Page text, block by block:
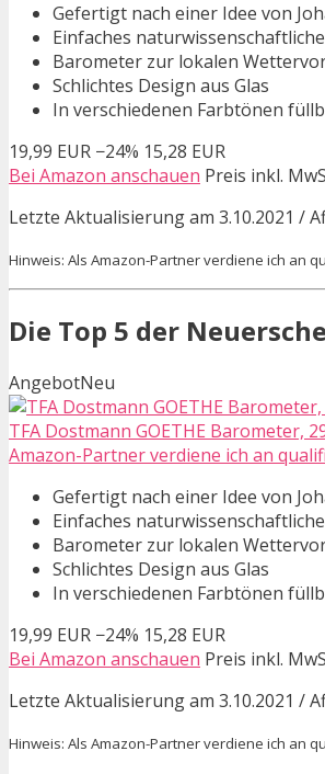
Gefertigt nach einer Idee von
Einfaches
Barometer zur lokalen
Schlichtes Design aus Glas
In verschiedenen Farbtönen
19,99 EUR −24% 15,28 EUR
Bei Amazon anschauen Preis inkl.
Letzte Aktualisierung am 3.10.2021 /
Hinweis: Als Amazon-Partner verdiene ich an
Die Top 5 der
AngebotNeu
TFA Dostmann GOETHE Barometer,
Amazon-Partner verdiene ich an
Gefertigt nach einer Idee von
Einfaches
Barometer zur lokalen
Schlichtes Design aus Glas
In verschiedenen Farbtönen
19,99 EUR −24% 15,28 EUR
Bei Amazon anschauen Preis inkl.
Letzte Aktualisierung am 3.10.2021 /
Hinweis: Als Amazon-Partner verdiene ich an